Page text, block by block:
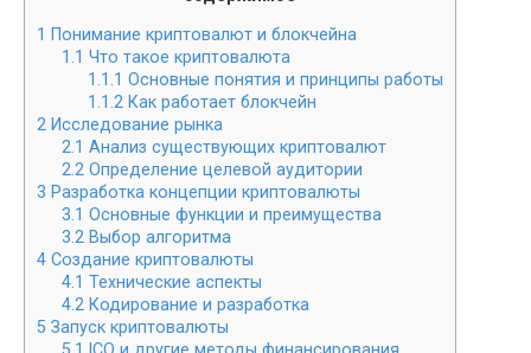
1 Понимание криптовалют и блокчейна
1.1 Что такое криптовалюта
1.1.1 Основные понятия и принципы работы
1.1.2Как работает блокчейн
2 Исследование рынка
2.1 Анализ существующих криптовалют
2.2 Определение целевой аудитории
3 Разработка концепции криптовалюты
3.1 Основные функции и преимущества
3.2 Выбор алгоритма
4 Создание криптовалюты
4.1 Технические аспекты
4.2 Кодирование и разработка
5 Запуск криптовалюты